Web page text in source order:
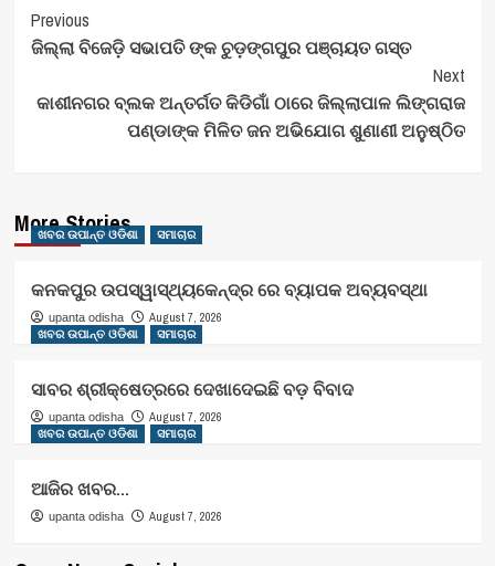
Post
Navigation
Previous
ଜିଲ୍ଲା ବିଜେଡ଼ି ସଭାପତି ଙ୍କ ଚୁଡ଼ଙ୍ଗପୁର ପଞ୍ଚାୟତ ଗସ୍ତ
Next
କାଶୀନଗର ବ୍ଲକ ଅନ୍ତର୍ଗତ କିଡିଗାଁ ଠାରେ ଜିଲ୍ଲାପାଳ ଲିଙ୍ଗରାଜ
ପଣ୍ଡାଙ୍କ ମିଳିତ ଜନ ଅଭିଯୋଗ ଶୁଣାଣୀ ଅନୁଷ୍ଠିତ
More Stories
ଖବର ଉପାନ୍ତ ଓଡିଶା ସମାଚାର
କନକପୁର ଉପସ୍ୱାସ୍ଥ୍ୟକେନ୍ଦ୍ର ରେ ବ୍ୟାପକ ଅବ୍ୟବସ୍ଥା
upanta odisha
August 7, 2026
ଖବର ଉପାନ୍ତ ଓଡିଶା
ସମାଚାର
ସାବର ଶ୍ରୀକ୍ଷେତ୍ରରେ ଦେଖାଦେଇଛି ବଡ଼ ବିବାଦ
upanta odisha
August 7, 2026
ଖବର ଉପାନ୍ତ ଓଡିଶା
ସମାଚାର
ଆଜିର ଖବର…
upanta odisha August 7, 2026